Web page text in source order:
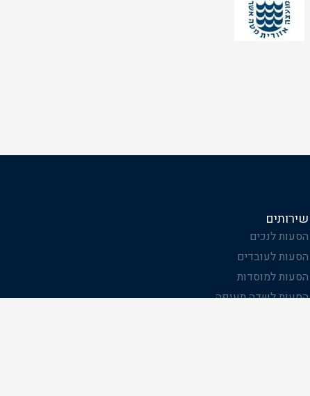
שירותים
הסעות לנכים
הסעות לעובדים
הסעות למוסדות
הסעות לשדה תעופה